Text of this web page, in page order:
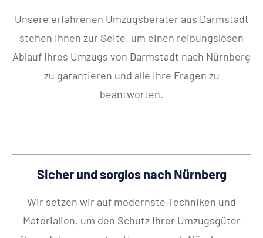
Unsere erfahrenen Umzugsberater aus Darmstadt
stehen Ihnen zur Seite, um einen reibungslosen
Ablauf Ihres Umzugs von Darmstadt nach Nürnberg
zu garantieren und alle Ihre Fragen zu
beantworten.
Sicher und sorglos nach Nürnberg
Wir setzen wir auf modernste Techniken und
Materialien, um den Schutz Ihrer Umzugsgüter